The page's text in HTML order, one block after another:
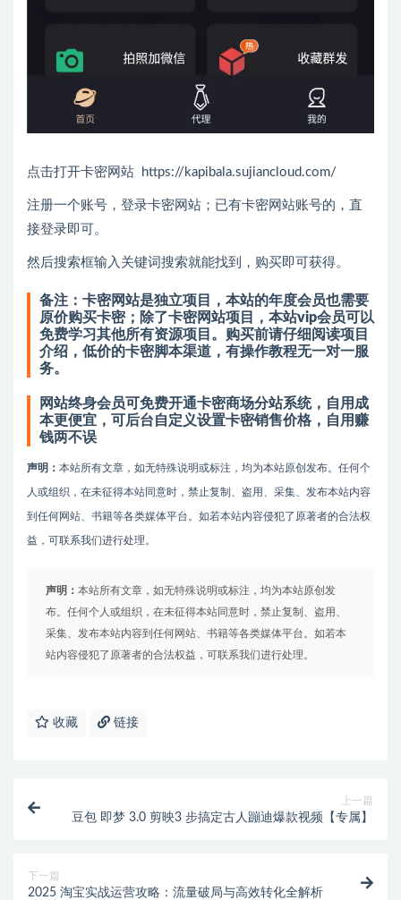
点击打开卡密网站 https://kapibala.sujiancloud.com/
注册一个账号，登录卡密网站；已有卡密网站账号的，直
接登录即可。
然后搜索框输入关键词搜索就能找到，购买即可获得。
备注：卡密网站是独立项目，本站的年度会员也需要
原价购买卡密；除了卡密网站项目，本站vip会员可以
免费学习其他所有资源项目。购买前请仔细阅读项目
介绍，低价的卡密脚本渠道，有操作教程无一对一服
务。
网站终身会员可免费开通卡密商场分站系统，自用成
本更便宜，可后台自定义设置卡密销售价格，自用赚
钱两不误
声明： 本站所有文章，如无特殊说明或标注，均为本站原创发布。任何个
人或组织，在未征得本站同意时，禁止复制、盗用、采集、发布本站内容
到任何网站、书籍等各类媒体平台。如若本站内容侵犯了原著者的合法权
益，可联系我们进行处理。
声明： 本站所有文章，如无特殊说明或标注，均为本站原创发
布。任何个人或组织，在未征得本站同意时，禁止复制、盗用、
采集、发布本站内容到任何网站、书籍等各类媒体平台。如若本
站内容侵犯了原著者的合法权益，可联系我们进行处理。
收藏 链接
上一篇
豆包 即梦 3.0 剪映3 步搞定古人蹦迪爆款视频【专属】
下一篇
2025 淘宝实战运营攻略：流量破局与高效转化全解析